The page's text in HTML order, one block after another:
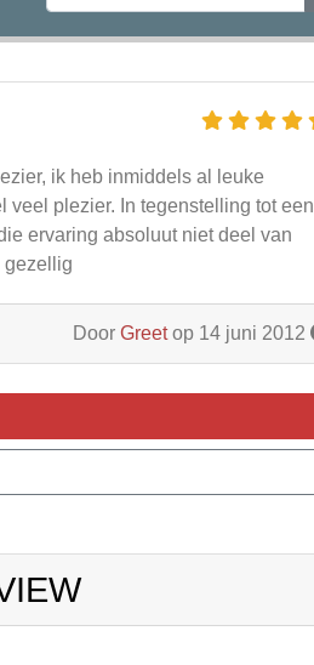
ik heb inmiddels al leuke
veel plezier. In tegenstelling tot een
ervaring absoluut niet deel van
gezellig
Door Greetop 14 juni 2012